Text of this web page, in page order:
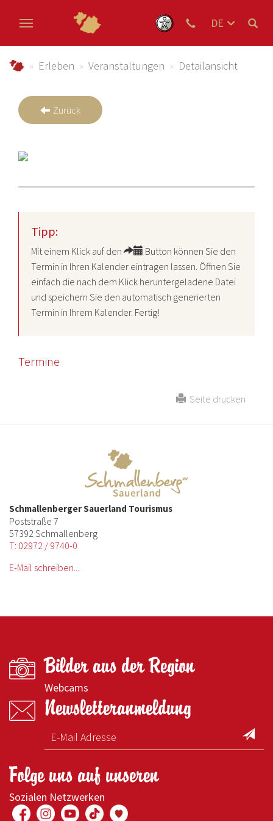
DE
schmallenberger-sauerland.de
Erleben Veranstaltungen Detailansicht
Zurück
Tipp:
Mit einem Klick auf den
Button können Sie den
Termin in Ihren Kalender eintragen lassen. Öffnen Sie
einfach die nach dem Klick heruntergeladene Datei
und speichern Sie den automatisch generierten
Termin in Ihrem Kalender. Fertig!
Termine
Seite drucken
Schmallenberger Sauerland Tourismus
Poststraße 7
57392 Schmallenberg
T: 02972 / 9740-0
E-Mail schreiben...
Bilder aus der Region
Webcams
Newsletteranmeldung
Folge uns auf unseren
Sozialen Netzwerken